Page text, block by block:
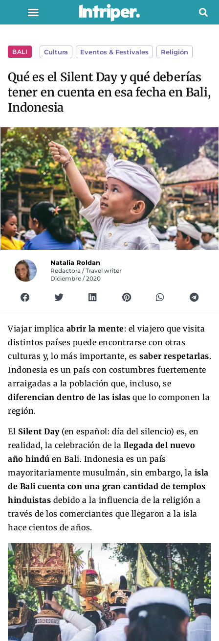
BALI Cultura Eventos & Festivales Religión
Qué es el Silent Day y qué deberías
tener en cuenta en esa fecha en Bali,
Indonesia
Natalia Roldan
Redactora / Travel writer
Diciembre / 2020
Viajar implica abrir la mente: el viajero que visita
distintos países puede encontrarse con otras
culturas y, lo más importante, es saber respetarlas.
Indonesia es un país con costumbres fuertemente
arraigadas a la población que, incluso, se
diferencian dentro de las islas que lo componen la
región.
El Silent Day(en español: día del silencio) es, en
realidad, la celebración de la llegada del nuevo
año hindú en Bali. Indonesia es un país
mayoritariamente musulmán, sin embargo, la isla
de Bali cuenta con una gran cantidad de templos
hinduistas debido a la influencia de la religión a
través de los comerciantes que llegaron a la isla
hace cientos de años.